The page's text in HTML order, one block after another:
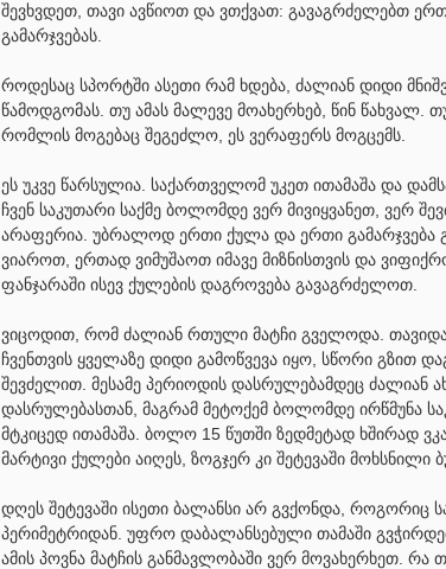
შევხვდეთ, თავი ავწიოთ და ვთქვათ: გავაგრძელებთ
გამარჯვებას.
როდესაც სპორტში ასეთი რამ ხდება, ძალიან დიდი
წამოდგომას. თუ ამას მალევე მოახერხებ, წინ წახვალ.
რომლის მოგებაც შეგეძლო, ეს ვერაფერს მოგცემს.
ეს უკვე წარსულია. საქართველომ უკეთ ითამაშა და
ჩვენ საკუთარი საქმე ბოლომდე ვერ მივიყვანეთ, ვერ
არაფერია. უბრალოდ ერთი ქულა და ერთი გამარჯვება
ვიაროთ, ერთად ვიმუშაოთ იმავე მიზნისთვის და
ფანჯარაში ისევ ქულების დაგროვება გავაგრძელოთ.
ვიცოდით, რომ ძალიან რთული მატჩი გველოდა.
ჩვენთვის ყველაზე დიდი გამოწვევა იყო, სწორი გზით
შევძელით. მესამე პერიოდის დასრულებამდეც ძალიან
დასრულებასთან, მაგრამ მეტოქემ ბოლომდე ირწმუნა
მტკიცედ ითამაშა. ბოლო 15 წუთში ზედმეტად ხშირად
მარტივი ქულები აიღეს, ზოგჯერ კი შეტევაში მოხსნილი
დღეს შეტევაში ისეთი ბალანსი არ გვქონდა, როგორიც
პერიმეტრიდან. უფრო დაბალანსებული თამაში
ამის პოვნა მატჩის განმავლობაში ვერ მოვახერხეთ. რა